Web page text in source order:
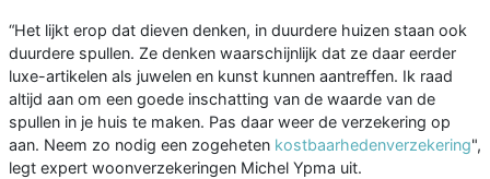
“Het lijkt erop dat dieven denken, in duurdere huizen staan ook
duurdere spullen. Ze denken waarschijnlijk dat ze daar eerder
luxe-artikelen als juwelen en kunst kunnen aantreffen. Ik raad
altijd aan om een goede inschatting van de waarde van de
spullen in je huis te maken. Pas daar weer de verzekering op
aan. Neem zo nodig een zogeheten kostbaarhedenverzekering",
legt expert woonverzekeringen Michel Ypma uit.